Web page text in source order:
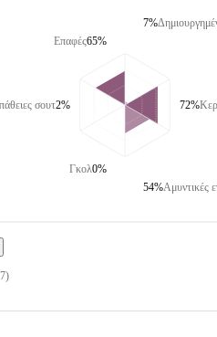
Επαφές65%
σουτ2%
Γκολ0%
7%
72%
Αμυντικές
54%
)